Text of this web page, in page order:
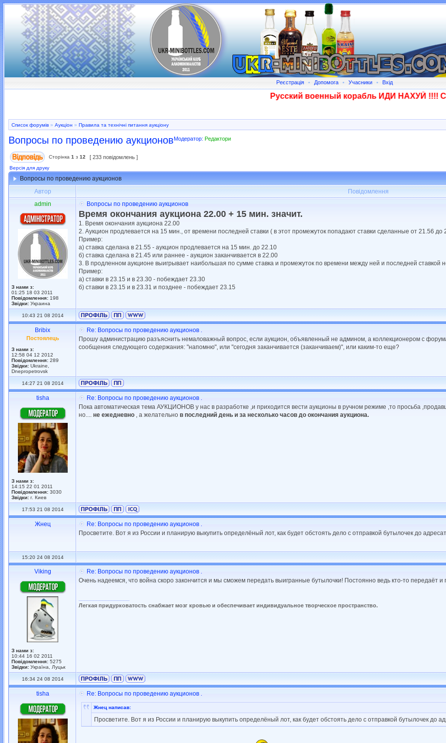
Реєстрація • Допомога • Учасники • Вхід
Русский военный корабль ИДИ НАХУЙ !!!!
Список форумів » Аукціон » Правила та технічні питання аукціону
Вопросы по проведению аукционовМодератор: Редактори
Сторінка 1 з 12 [ 233 повідомлень ]
Версія для друку
Вопросы по проведению аукционов
Автор
Повідомлення
admin
З нами з:
01:25 18 03 2011
Повідомлення: 198
Звідки: Украина
Вопросы по проведению аукционов
Время окончания аукциона 22.00 + 15 мин. значит.
1. Время окончания аукциона 22.00
2. Аукцион продлевается на 15 мин., от времени последней ставки ( в этот промежуток попадают ставки сделанные от 21.56 до
Пример:
а) ставка сделана в 21.55 - аукцион продлевается на 15 мин. до 22.10
б) ставка сделана в 21.45 или раннее - аукцион заканчивается в 22.00
3. В продленном аукционе выигрывает наибольшая по сумме ставка и промежуток по времени между ней и последней ставкой
Пример:
а) ставки в 23.15 и в 23.30 - побеждает 23.30
б) ставки в 23.15 и в 23.31 и позднее - побеждает 23.15
10:43 21 08 2014
Bribix
Постоялець
З нами з:
12:58 04 12 2012
Повідомлення: 289
Звідки: Ukraine,
Dnepropetrovsk
Re: Вопросы по проведению аукционов .
Прошу администрацию разъяснить немаловажный вопрос, если аукцион, объявленный не админом, а коллекционером с
сообщения следующего содержания: "напомню", или "сегодня заканчивается (заканчиваем)", или каким-то еще?
14:27 21 08 2014
tisha
З нами з:
14:15 22 01 2011
Повідомлення: 3030
Звідки: г. Киев
Re: Вопросы по проведению аукционов .
Пока автоматическая тема АУКЦИОНОВ у нас в разработке ,и приходится вести аукционы в ручном режиме ,то просьба
но.... не ежедневно , а желательно в последний день и за несколько часов до окончания аукциона.
17:53 21 08 2014
Жнец
Re: Вопросы по проведению аукционов .
Просветите. Вот я из России и планирую выкупить определёный лот, как будет обстоять дело с отправкой бутылочек до
15:20 24 08 2014
Viking
З нами з:
10:44 16 02 2011
Повідомлення: 5275
Звідки: Україна, Луцьк
Re: Вопросы по проведению аукционов .
Очень надеемся, что война скоро закончится и мы сможем передать выигранные бутылочки! Постоянно ведь кто-то передаёт и
Легкая придурковатость снабжает мозг кровью и обеспечивает индивидуальное творческое пространство.
16:34 24 08 2014
tisha Re: Вопросы по проведению аукционов .
Жнец написав:
Просветите. Вот я из России и планирую выкупить определёный лот, как будет обстоять дело с отправкой бутылочек до